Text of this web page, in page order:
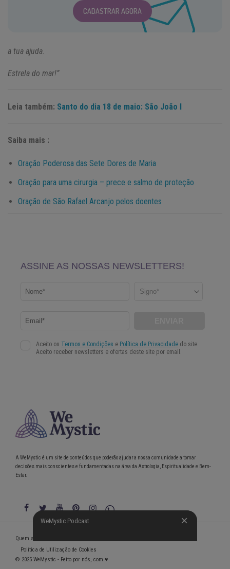
CADASTRAR AGORA
a tua ajuda.
Estrela do mar!”
Leia também: Santo do dia 18 de maio: São João I
Saiba mais :
Oração Poderosa das Sete Dores de Maria
Oração para uma cirurgia – prece e salmo de proteção
Oração de São Rafael Arcanjo pelos doentes
WeMystic Podcast
A WeMystic é um site de conteúdos que poderão ajudar a nossa comunidade a tomar
decisões mais conscientes e fundamentadas na área da Astrologia, Espiritualidade e Bem-
Estar.
WeMystic Podcast
Quem somos
Política de Utilização de Cookies
© 2025 WeMystic - Feito por nós, com ♥